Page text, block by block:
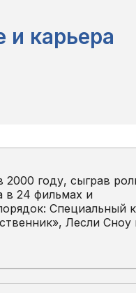
и карьера
году, сыграв
в 24 фильмах и
Специальный
Лесли Сноу